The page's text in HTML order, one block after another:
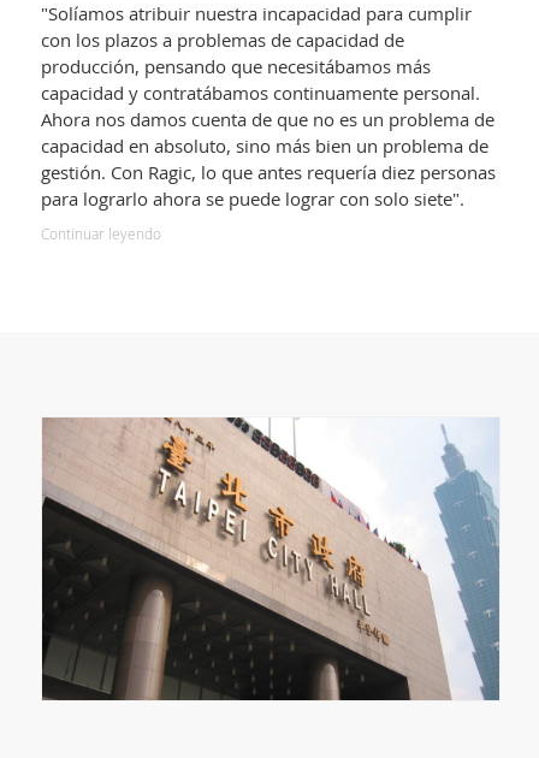
"Solíamos atribuir nuestra incapacidad para cumplir
con los plazos a problemas de capacidad de
producción, pensando que necesitábamos más
capacidad y contratábamos continuamente personal.
Ahora nos damos cuenta de que no es un problema de
capacidad en absoluto, sino más bien un problema de
gestión. Con Ragic, lo que antes requería diez personas
para lograrlo ahora se puede lograr con solo siete".
Continuar leyendo